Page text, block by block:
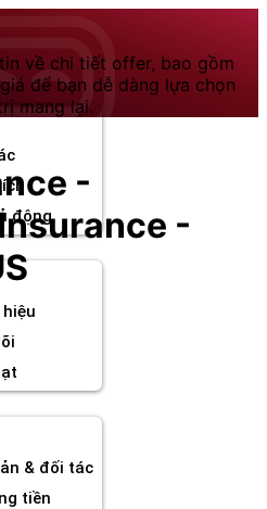
động
& đối tác
tiền
về chi tiết offer, bao gồm
để bạn dễ dàng lựa chọn
mang lại.
-
-